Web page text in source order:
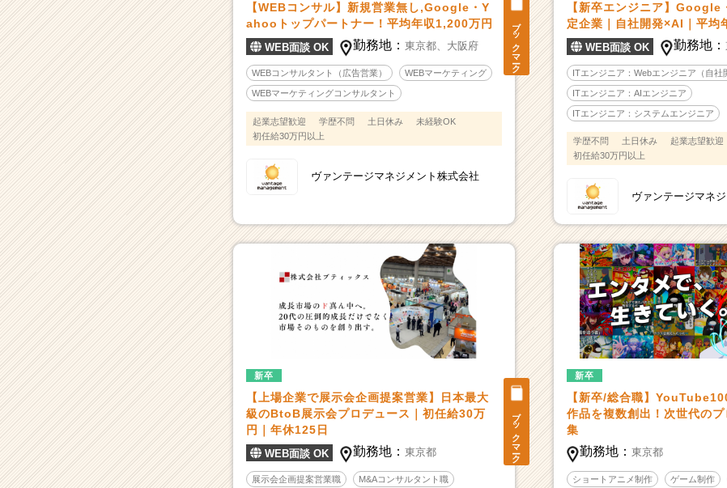
ブックマーク
【WEBコンサル】新規営業無し,Google・Y
ahooトップパートナー！平均年収1,200万円
WEB面談 OK 勤務地：東京都、 大阪府
WEBコンサルタント（広告営業） WEBマーケティング
WEBマーケティングコンサルタント
起業志望歓迎 学歴不問 土日休み
未経験OK
初任給30万円以上
ヴァンテージマネジメント株式会社
【新卒エンジニア】Google
定企業｜自社開発×AI｜平均
WEB面談 OK 勤務地：
ITエンジニア：Webエンジニア（自社
ITエンジニア：AIエンジニア
ITエンジニア：システムエンジニア
学歴不問 土日休み 起業志望歓迎
初任給30万円以上
ヴァンテージマネ
ブックマーク
新卒
【上場企業で展示会企画提案営業】日本最大
級のBtoB展示会プロデュース｜初任給30万
円｜年休125日
WEB面談 OK 勤務地：東京都
展示会企画提案営業職 M&Aコンサルタント職
新卒
【新卒/総合職】
作品を複数創出！次世代の
集
勤務地： 東京都
ショートアニメ制作 ゲーム制作